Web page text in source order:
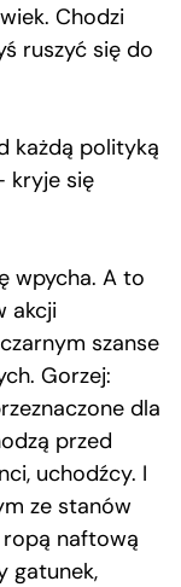
Chodzi
ruszyć się do
każdą polityką
kryje się
wpycha. A to
akcji
szanse
Gorzej:
dla
przed
uchodźcy. I
ze stanów
naftową
gatunek,